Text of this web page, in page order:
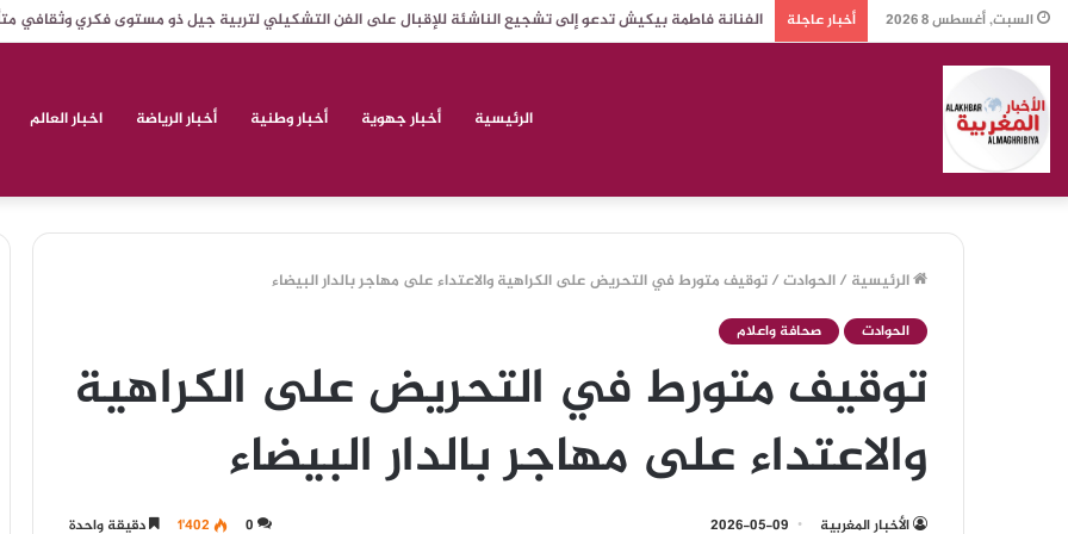
السبت, أغسطس 8 2026 أخبار عاجلة الفنانة فاطمة بيكيش تدعو إلى تشجيع الناشئة للإقبال على الفن التشكيلي لتربية جيل ذو مستوى فكري وثقافي
الرئيسية أخبار جهوية أخبار وطنية أخبار الرياضة اخبار العالم
الرئيسية /الحوادت/توقيف متورط في التحريض على الكراهية والاعتداء على مهاجر بالدار البيضاء
الحوادت صحافة واعلام
توقيف متورط في التحريض على الكراهية
والاعتداء على مهاجر بالدار البيضاء
الأخبار المغربية 2026-05-09
0 1٬402 دقيقة واحدة